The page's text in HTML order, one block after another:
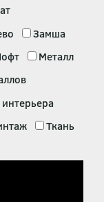
Замша
Металл
Ткань